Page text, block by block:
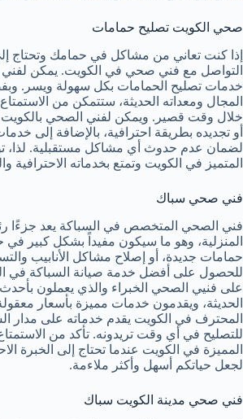
صحي الكويت تصليح حمامات
إذا كنت تعاني من مشاكل في حمامك وتحتاج
التواصل مع فني صحي في الكويت. يمكن لفني
خدمات تصليح الحمامات بكل سهولة ويسر.
المجال ومعداته الحديثة، ستتمكن من
خلال وقت قصير. ويمكن لفني الصحي بالكويت
أو تجديده بطريقة احترافية، بالإضافة إلى
لضمان عدم حدوث أي مشاكل مستقبلية.
المتميز في الكويت وتمتع بخدماته الاحترافية
فني صحي سباك
فني الصحي المتخصص في السباكة يعد جزءًا
المنزلية، وهو ما سيكون مفيداً بشكل كبير في
حمامات جديدة، أو إصلاح مشاكل الأنابيب
للحصول على أفضل خدمة صيانة السباكة في
على فنيي الصحي الخبراء والذي يعملون بأحدث
الحديثة، ويقدمون خدمات مميزة بأسعار
المحترف في الكويت يقدم خدماته على مدار
للتصليح في أي وقت تريدونه. تأكد من
المميزة في الكويت عندما تحتاج إلى الخبرة
لجعل حياتكم أسهل وأكثر ملاءمة.
فني صحي مدينة الكويت سباك